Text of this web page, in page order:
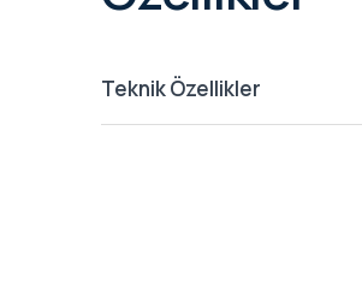
Teknik Özellikler